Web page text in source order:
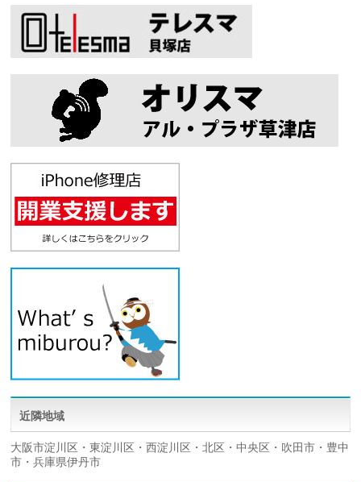
近隣地域
大阪市淀川区・東淀川区・西淀川区・北区・中央区・吹田市・豊中
市・兵庫県伊丹市